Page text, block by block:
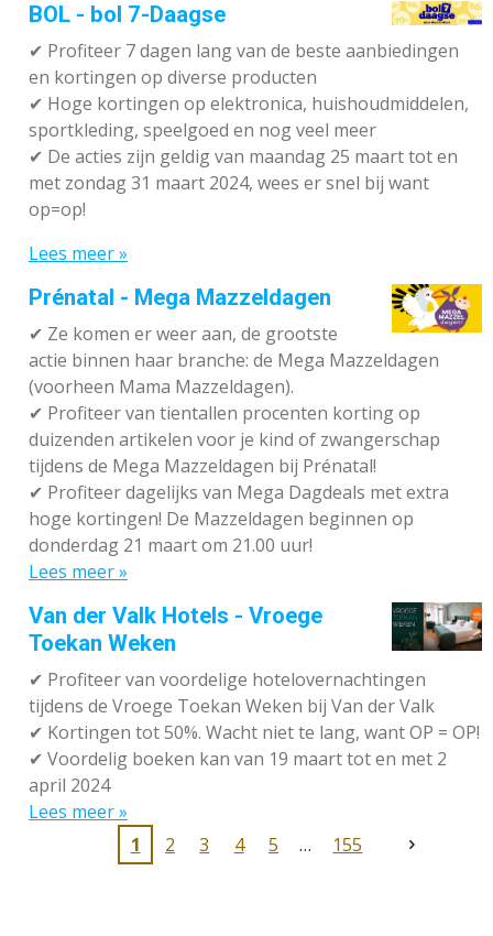
BOL - bol 7-Daagse
✔ Profiteer 7 dagen lang van de beste aanbiedingen
en kortingen op diverse producten
✔ Hoge kortingen op elektronica, huishoudmiddelen,
sportkleding, speelgoed en nog veel meer
✔ De acties zijn geldig van maandag 25 maart tot en
met zondag 31 maart 2024, wees er snel bij want
op=op!
Lees meer »
Prénatal - Mega Mazzeldagen
✔ Ze komen er weer aan, de grootste
actie binnen haar branche: de Mega Mazzeldagen
(voorheen Mama Mazzeldagen).
✔ Profiteer van tientallen procenten korting op
duizenden artikelen voor je kind of zwangerschap
tijdens de Mega Mazzeldagen bij Prénatal!
✔ Profiteer dagelijks van Mega Dagdeals met extra
hoge kortingen! De Mazzeldagen beginnen op
donderdag 21 maart om 21.00 uur!
Lees meer »
Van der Valk Hotels - Vroege
Toekan Weken
✔ Profiteer van voordelige hotelovernachtingen
tijdens de Vroege Toekan Weken bij Van der Valk
✔ Kortingen tot 50%. Wacht niet te lang, want OP = OP!
✔ Voordelig boeken kan van 19 maart tot en met 2
april 2024
Lees meer »
1
2 3 4 5 155